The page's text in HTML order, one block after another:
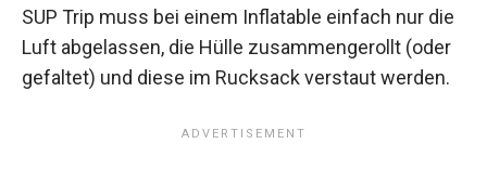
SUP Trip muss bei einem Inflatable einfach nur die
Luft abgelassen, die Hülle zusammengerollt (oder
gefaltet) und diese im Rucksack verstaut werden.